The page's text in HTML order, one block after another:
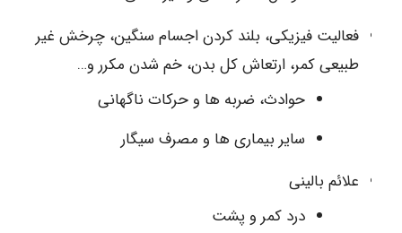
فعالیت فیزیکی، بلند کردن اجسام سنگین، چرخش غیر
طبیعی کمر، ارتعاش کل بدن، خم شدن مکرر و…
حوادث، ضربه ها و حرکات ناگهانی
سایر بیماری ها و مصرف سیگار
علائم بالینی
درد کمر و پشت